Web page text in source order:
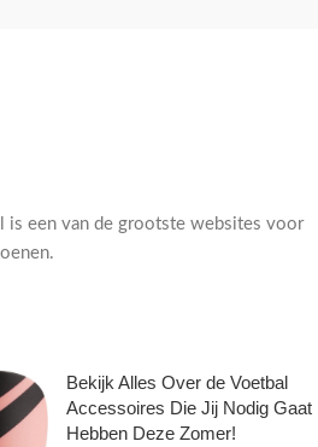
is een van de grootste websites voor
Bekijk Alles Over de Voetbal
Accessoires Die Jij Nodig Gaat
Hebben Deze Zomer!